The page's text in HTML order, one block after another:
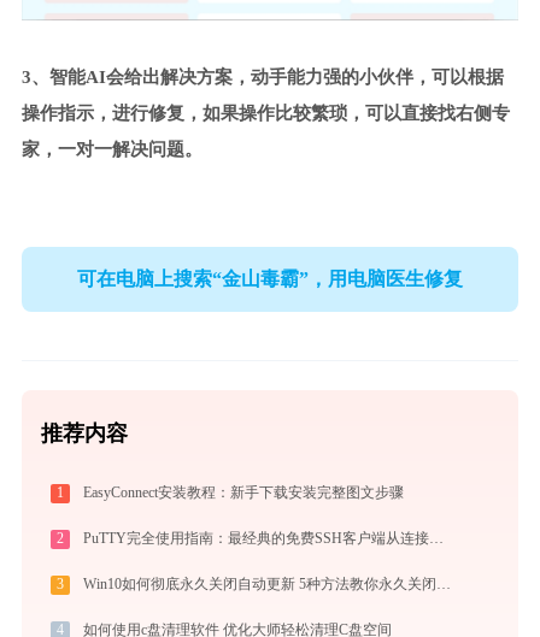
3、智能AI会给出解决方案，动手能力强的小伙伴，可以根据
操作指示，进行修复，如果操作比较繁琐，可以直接找右侧专
家，一对一解决问题。
可在电脑上搜索“金山毒霸”，用电脑医生修复
推荐内容
1 EasyConnect安装教程：新手下载安装完整图文步骤
2 PuTTY完全使用指南：最经典的免费SSH客户端从连接到精通（2026最新）
3 Win10如何彻底永久关闭自动更新 5种方法教你永久关闭win10自动更新
4 如何使用c盘清理软件 优化大师轻松清理C盘空间